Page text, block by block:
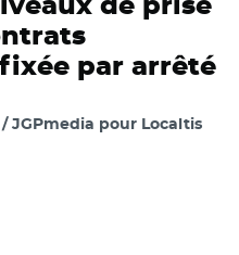
de prise
par arrêté
JGPmedia pour Localtis